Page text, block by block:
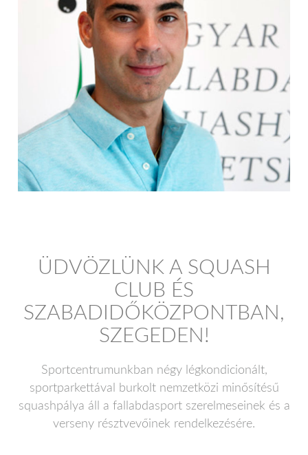
ÜDVÖZLÜNK A SQUASH
CLUB ÉS
SZABADIDŐKÖZPONTBAN,
SZEGEDEN!
Sportcentrumunkban négy légkondicionált,
sportparkettával burkolt nemzetközi minősítésű
squashpálya áll a fallabdasport szerelmeseinek és a
verseny résztvevőinek rendelkezésére.